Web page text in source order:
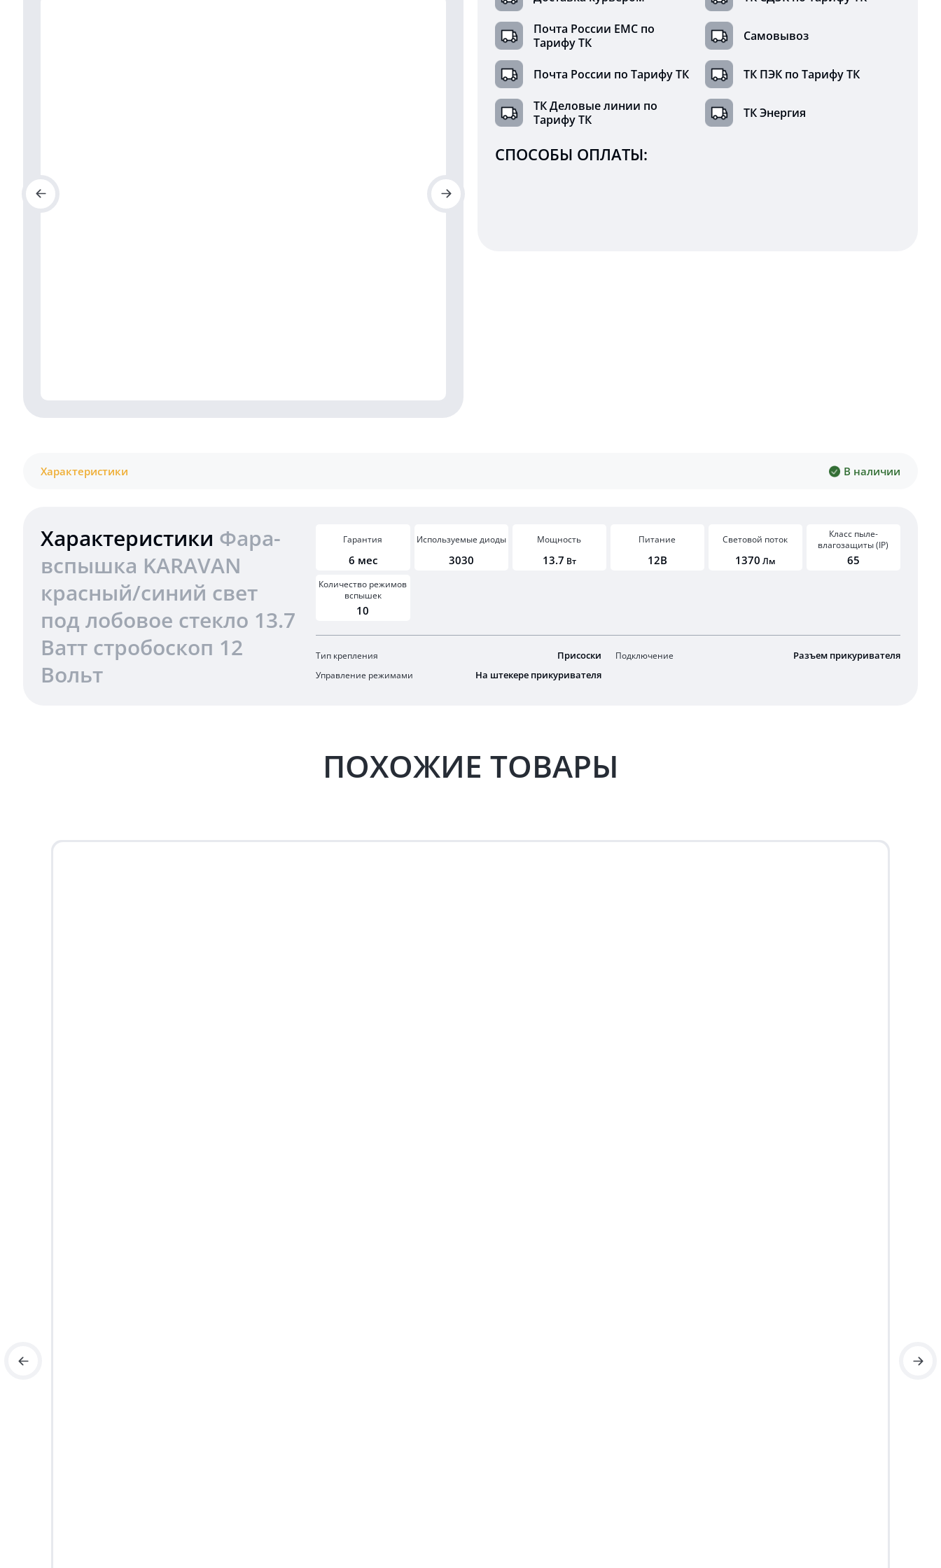
Почта России ЕМС по
Тарифу ТК
Самовывоз
Почта России по Тарифу ТК ТК ПЭК по Тарифу ТК
ТК Деловые линии по
Тарифу ТК
ТК Энергия
СПОСОБЫ ОПЛАТЫ:
Характеристики В наличии
Характеристики Фара-
вспышка KARAVAN
красный/синий свет
под лобовое стекло 13.7
Ватт стробоскоп 12
Вольт
Гарантия
6 мес
Используемые диоды
3030
Мощность
13.7 Вт
Питание
12В
Световой поток
1370 Лм
Класс пыле-
влагозащиты (IP)
65
Количество режимов
вспышек
10
Тип крепления Присоски Подключение Разъем прикуривателя
Управление режимами На штекере прикуривателя
ПОХОЖИЕ ТОВАРЫ